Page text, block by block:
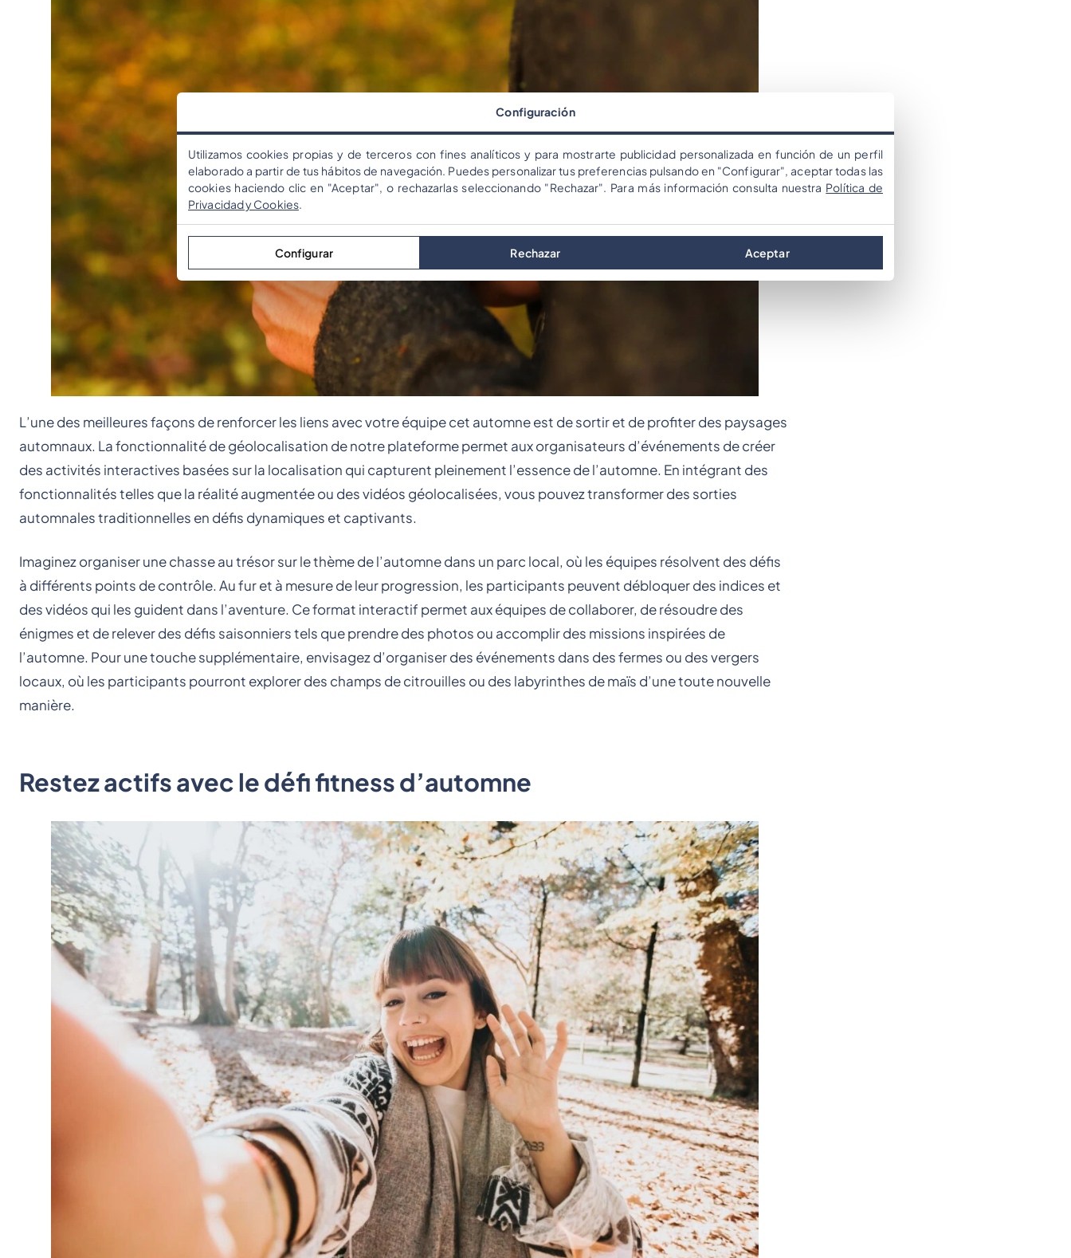
L’une des meilleures façons de renforcer les liens avec votre équipe cet automne est de sortir et de profiter des paysages
automnaux. La fonctionnalité de géolocalisation de notre plateforme permet aux organisateurs d’événements de créer
des activités interactives basées sur la localisation qui capturent pleinement l’essence de l’automne. En intégrant des
fonctionnalités telles que la réalité augmentée ou des vidéos géolocalisées, vous pouvez transformer des sorties
automnales traditionnelles en défis dynamiques et captivants.
Imaginez organiser une chasse au trésor sur le thème de l’automne dans un parc local, où les équipes résolvent des défis
à différents points de contrôle. Au fur et à mesure de leur progression, les participants peuvent débloquer des indices et
des vidéos qui les guident dans l’aventure. Ce format interactif permet aux équipes de collaborer, de résoudre des
énigmes et de relever des défis saisonniers tels que prendre des photos ou accomplir des missions inspirées de
l’automne. Pour une touche supplémentaire, envisagez d’organiser des événements dans des fermes ou des vergers
locaux, où les participants pourront explorer des champs de citrouilles ou des labyrinthes de maïs d’une toute nouvelle
manière.
Restez actifs avec le défi fitness d’automne
Configuración
Utilizamos cookies propias y de terceros con fines analíticos y para mostrarte publicidad personalizada en función de un perfil
elaborado a partir de tus hábitos de navegación. Puedes personalizar tus preferencias pulsando en "Configurar", aceptar todas las
cookies haciendo clic en "Aceptar", o rechazarlas seleccionando "Rechazar". Para más información consulta nuestra Política de
Privacidad y Cookies.
Configurar Rechazar Aceptar